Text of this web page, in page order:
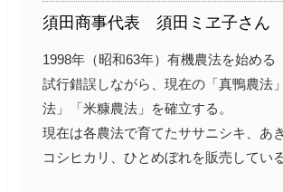
須田商事代表 須田ミヱ子さん
1998年（昭和63年）有機農法を始める
試行錯誤しながら、現在の「真鴨農法
法」「米糠農法」を確立する。
現在は各農法で育てたササニシキ、あ